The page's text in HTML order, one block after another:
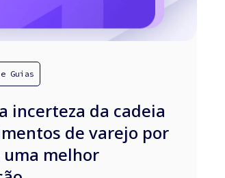
Guias
incerteza da cadeia
de varejo por
uma melhor